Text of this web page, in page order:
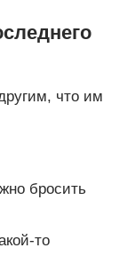
что им
бросить
то